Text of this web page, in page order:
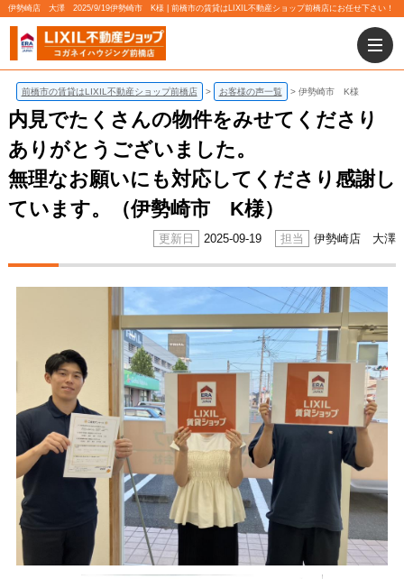
伊勢崎店 大澤 2025/9/19伊勢崎市 K様 | 前橋市の賃貸はLIXIL不動産ショップ前橋店にお任せ下さい！
前橋市の賃貸はLIXIL不動産ショップ前橋店 お客様の声一覧 伊勢崎市 K様
内見でたくさんの物件をみせてくださり
ありがとうございました。
無理なお願いにも対応してくださり感謝し
ています。（伊勢崎市 K様）
2025-09-19 伊勢崎店 大澤